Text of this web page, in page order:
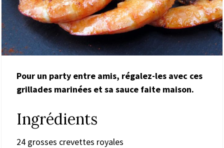
Pour un party entre amis, régalez-les avec ces
grillades marinées et sa sauce faite maison.
Ingrédients
24 grosses crevettes royales